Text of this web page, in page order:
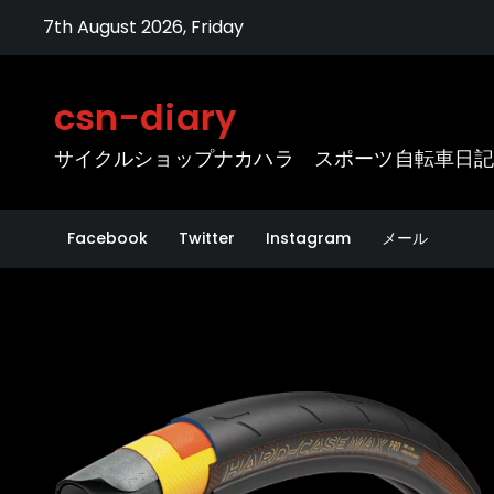
7th August 2026, Friday
csn-diary
サイクルショップナカハラ スポーツ自転車日記
Facebook Twitter Instagram メール